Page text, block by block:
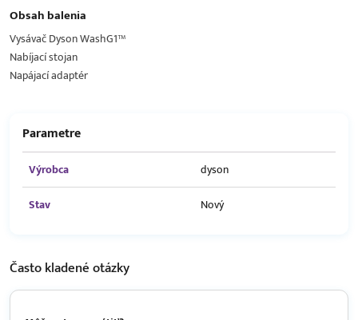
Obsah balenia
Vysávač Dyson WashG1™
Nabíjací stojan
Napájací adaptér
Parametre
Výrobca
dyson
Stav
Nový
Často kladenéotázky